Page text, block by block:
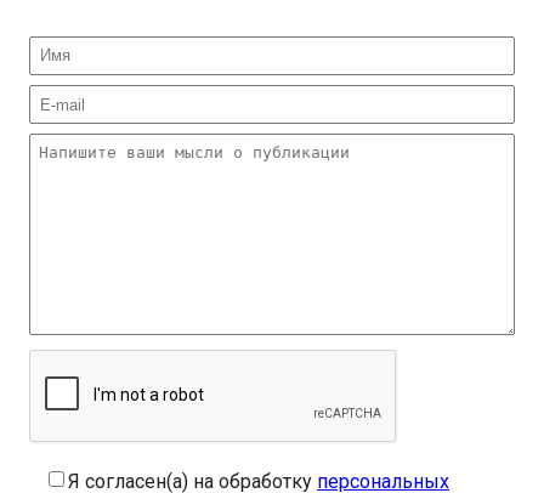
Я согласен(а) на обработку персональных